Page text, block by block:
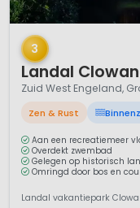
1 / 12
3
Landal
Zuid West Engeland,
Zen & Rust
Aan een recreatiemeer
Overdekt zwembad
Gelegen op historisch
Omringd door bos en
Landal vakantiepark